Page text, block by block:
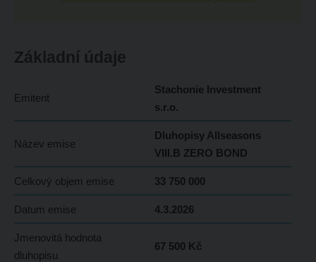
Základní údaje
Emitent
Stachonie Investment
s.r.o.
Název emise
Dluhopisy Allseasons
VIII.B ZERO BOND
Celkový objem emise 33 750 000
Datum emise 4.3.2026
Jmenovitá hodnota
dluhopisu
67 500 Kč